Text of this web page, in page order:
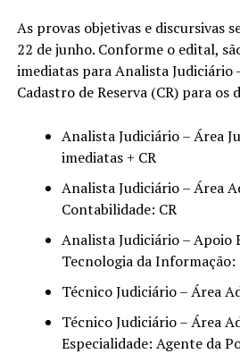
As provas objetivas e discursivas
22 de junho. Conforme o edital,
imediatas para Analista Judiciário
Cadastro de Reserva (CR) para os
Analista Judiciário – Área
imediatas + CR
Analista Judiciário – Área
Contabilidade: CR
Analista Judiciário – Apoio
Tecnologia da Informação:
Técnico Judiciário – Área
Técnico Judiciário – Área
Especialidade: Agente da